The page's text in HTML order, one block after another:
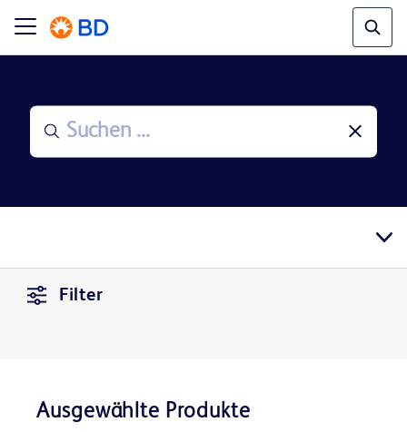
Filter
Ausgewählte Produkte